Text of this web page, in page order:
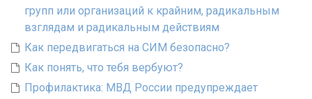
групп или организаций к крайним, радикальным
взглядам и радикальным действиям
Как передвигаться на СИМ безопасно?
Как понять, что тебя вербуют?
Профилактика: МВД России предупреждает